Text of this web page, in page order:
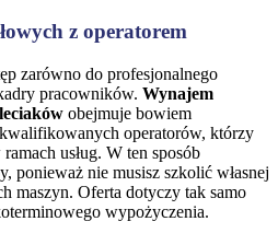
z operatorem
zarówno do profesjonalnego
pracowników. Wynajem
obejmuje bowiem
operatorów, którzy
usług. W ten sposób
ponieważ nie musisz szkolić własnej
maszyn. Oferta dotyczy tak samo
wypożyczenia.